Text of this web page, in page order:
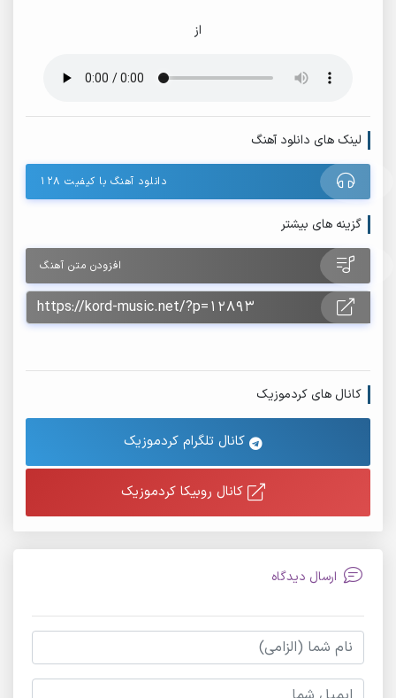
از
لینک های دانلود آهنگ
دانلود آهنگ با کیفیت ۱۲۸
گزینه های بیشتر
افزودن متن آهنگ
کانال های کردموزیک
کانال تلگرام کردموزیک
کانال روبیکا کردموزیک
ارسال دیدگاه